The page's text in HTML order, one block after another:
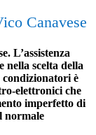
Canavese
L’assistenza
scelta della
condizionatori è
elettronici che
imperfetto di
normale